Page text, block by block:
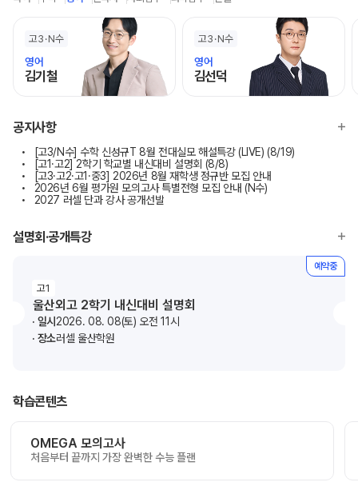
고3 N수
영어
김기철
고3 N수
영어
김선덕
공지사항
[고3/N수] 수학 신성규T 8월 전대실모 해설특강 (LIVE) (8/19)
[고1·고2] 2학기 학교별 내신대비 설명회 (8/8)
[고3·고2·고1·중3] 2026년 8월 재학생 정규반 모집 안내
2026년 6월 평가원 모의고사 특별전형 모집 안내 (N수)
2027 러셀 단과 강사 공개선발
설명회·공개특강
고1
울산외고 2학기 내신대비 설명회
일시2026. 08. 08(토) 오전 11시
장소러셀 울산학원
예약중
학습콘텐츠
OMEGA 모의고사
처음부터 끝까지 가장 완벽한 수능 플랜